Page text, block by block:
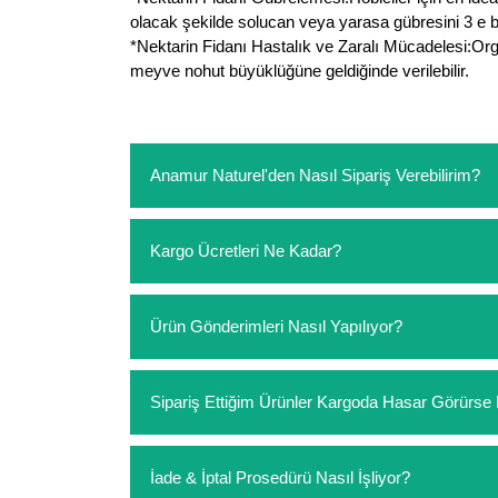
olacak şekilde solucan veya yarasa gübresini 3 e
*Nektarin Fidanı Hastalık ve Zaralı
meyve nohut büyüklüğüne geldiğinde verilebilir.
Anamur Naturel'den Nasıl Sipariş Verebilirim?
sipariş verebilirsiniz. Sitemizden vereceğiniz
ödeme yoktur.
Kargo Ücretleri Ne Kadar?
siparişlerinizde sepetinizdeki ürünleri
Ürün Gönderimleri Nasıl Yapılıyor?
Sipariş Ettiğim Ürünler Kargoda Hasar
hasar görmüş ise hemen bizimle iletişime
İade & İptal Prosedürü Nasıl İşliyor?